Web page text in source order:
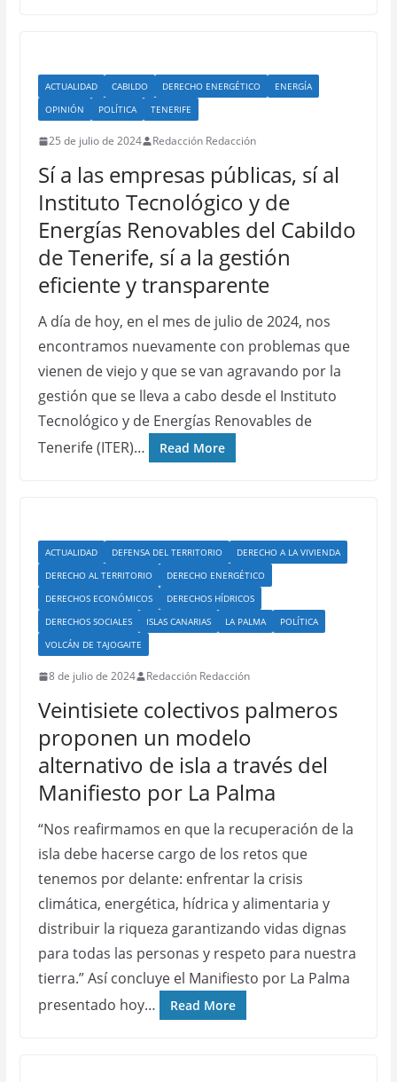
ACTUALIDAD CABILDO DERECHO ENERGÉTICO
ENERGÍA
OPINIÓN
POLÍTICA TENERIFE
25 de julio de 2024 Redacción Redacción
Sí a las empresas públicas, sí al
Instituto Tecnológico y de
Energías Renovables del Cabildo
de Tenerife, sí a la gestión
eficiente y transparente
A día de hoy, en el mes de julio de 2024, nos
encontramos nuevamente con problemas que
vienen de viejo y que se van agravando por la
gestión que se lleva a cabo desde el Instituto
Tecnológico y de Energías Renovables de
Tenerife (ITER)…
Read More
ACTUALIDAD DEFENSA DEL TERRITORIO
DERECHO A LA VIVIENDA
DERECHO AL TERRITORIO
DERECHO ENERGÉTICO
DERECHOS ECONÓMICOS
DERECHOS HÍDRICOS
DERECHOS SOCIALES
ISLAS CANARIAS LA PALMA
POLÍTICA
VOLCÁN DE TAJOGAITE
8 de julio de 2024 Redacción Redacción
Veintisiete colectivos palmeros
proponen un modelo
alternativo de isla a través del
Manifiesto por La Palma
“Nos reafirmamos en que la recuperación de la
isla debe hacerse cargo de los retos que
tenemos por delante: enfrentar la crisis
climática, energética, hídrica y alimentaria y
distribuir la riqueza garantizando vidas dignas
para todas las personas y respeto para nuestra
tierra.” Así concluye el Manifiesto por La Palma
presentado hoy…
Read More